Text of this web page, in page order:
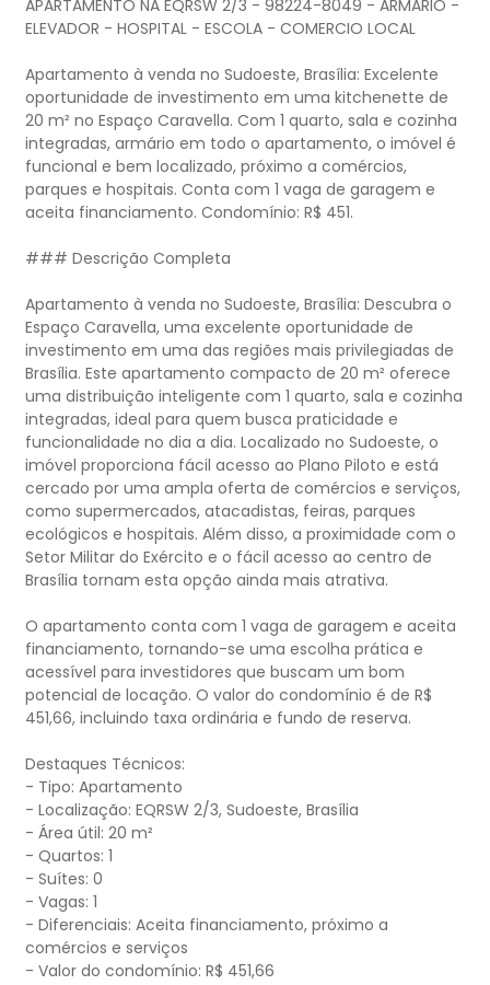
APARTAMENTO NA EQRSW 2/3 - 98224-8049 - ARMARIO -
ELEVADOR - HOSPITAL - ESCOLA - COMERCIO LOCAL
Apartamento à venda no Sudoeste, Brasília: Excelente
oportunidade de investimento em uma kitchenette de
20 m² no Espaço Caravella. Com 1 quarto, sala e cozinha
integradas, armário em todo o apartamento, o imóvel é
funcional e bem localizado, próximo a comércios,
parques e hospitais. Conta com 1 vaga de garagem e
aceita financiamento. Condomínio: R$ 451.
### Descrição Completa
Apartamento à venda no Sudoeste, Brasília: Descubra o
Espaço Caravella, uma excelente oportunidade de
investimento em uma das regiões mais privilegiadas de
Brasília. Este apartamento compacto de 20 m² oferece
uma distribuição inteligente com 1 quarto, sala e cozinha
integradas, ideal para quem busca praticidade e
funcionalidade no dia a dia. Localizado no Sudoeste, o
imóvel proporciona fácil acesso ao Plano Piloto e está
cercado por uma ampla oferta de comércios e serviços,
como supermercados, atacadistas, feiras, parques
ecológicos e hospitais. Além disso, a proximidade com o
Setor Militar do Exército e o fácil acesso ao centro de
Brasília tornam esta opção ainda mais atrativa.
O apartamento conta com 1 vaga de garagem e aceita
financiamento, tornando-se uma escolha prática e
acessível para investidores que buscam um bom
potencial de locação. O valor do condomínio é de R$
451,66, incluindo taxa ordinária e fundo de reserva.
Destaques Técnicos:
- Tipo: Apartamento
- Localização: EQRSW 2/3, Sudoeste, Brasília
- Área útil: 20 m²
- Quartos: 1
- Suítes: 0
- Vagas: 1
- Diferenciais: Aceita financiamento, próximo a
comércios e serviços
- Valor do condomínio: R$ 451,66